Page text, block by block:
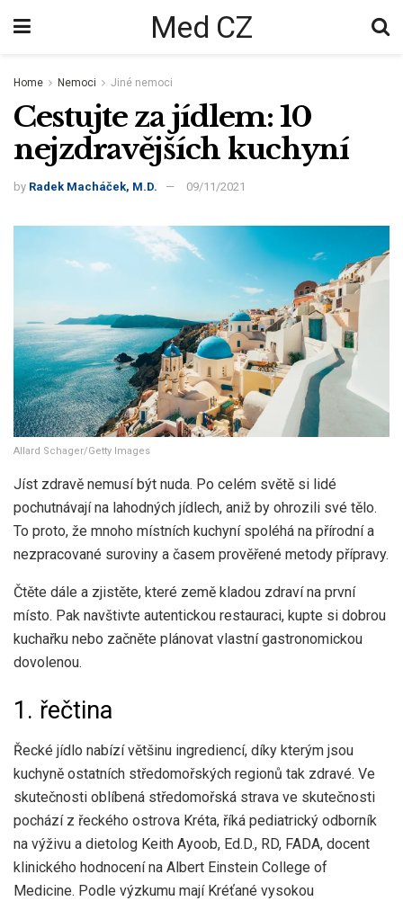
Med CZ
Home Nemoci Jiné nemoci
Cestujte za jídlem: 10
nejzdravějších kuchyní
by Radek Macháček, M.D. 09/11/2021
Allard Schager/Getty Images
Jíst zdravě nemusí být nuda. Po celém světě si lidé
pochutnávají na lahodných jídlech, aniž by ohrozili své tělo.
To proto, že mnoho místních kuchyní spoléhá na přírodní a
nezpracované suroviny a časem prověřené metody přípravy.
Čtěte dále a zjistěte, které země kladou zdraví na první
místo. Pak navštivte autentickou restauraci, kupte si dobrou
kuchařku nebo začněte plánovat vlastní gastronomickou
dovolenou.
1. řečtina
Řecké jídlo nabízí většinu ingrediencí, díky kterým jsou
kuchyně ostatních středomořských regionů tak zdravé. Ve
skutečnosti oblíbená středomořská strava ve skutečnosti
pochází z řeckého ostrova Kréta, říká pediatrický odborník
na výživu a dietolog Keith Ayoob, Ed.D., RD, FADA, docent
klinického hodnocení na Albert Einstein College of
Medicine. Podle výzkumu mají Kréťané vysokou